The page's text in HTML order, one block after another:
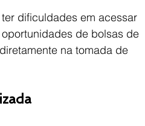
dificuldades em acessar
de bolsas de
na tomada de